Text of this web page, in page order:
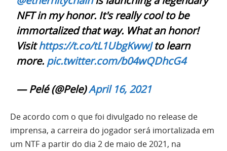
NFT in my honor. It's really cool to be
immortalized that way. What an honor!
Visithttps://t.co/tL1UbgKwwJto learn
more. pic.twitter.com/b04wQDhcG4
— Pelé (@Pele)April 16, 2021
De acordo com o que foi divulgado no release de
imprensa, a carreira do jogador será imortalizada em
um NTF a partir do dia 2 de maio de 2021, na